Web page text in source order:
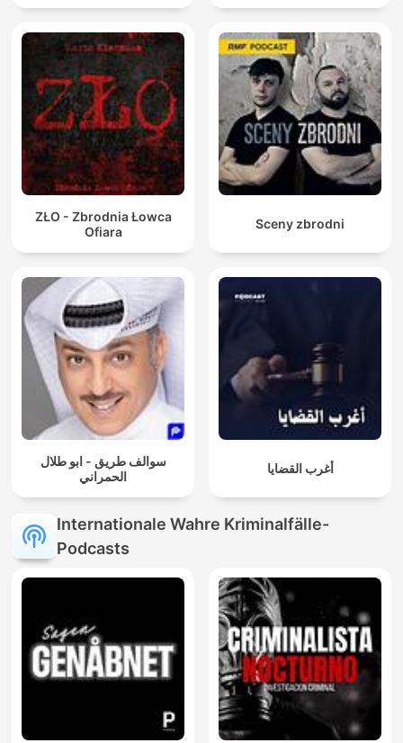
ZŁO - Zbrodnia Łowca
Ofiara
Sceny zbrodni
سوالف طريق - ابو طلال
الحمراني
أغرب القضايا
Internationale Wahre Kriminalfälle-
Podcasts